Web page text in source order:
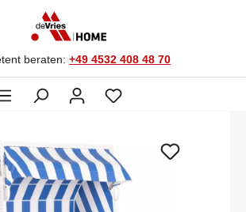
beraten: +49 4532 408 48 70